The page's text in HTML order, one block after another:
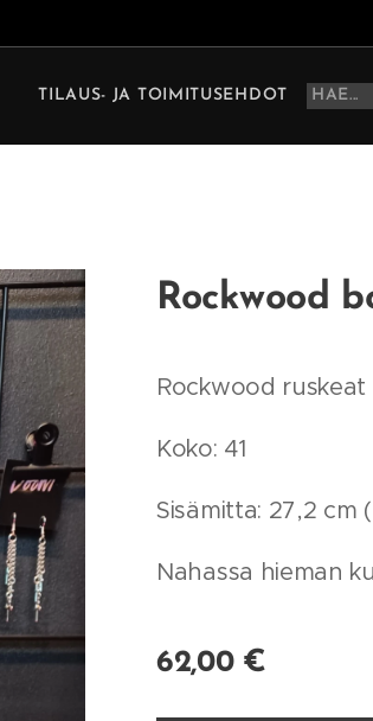
TILAUS- JA TOIMITUSEHDOT
Rockwood
Rockwood
Koko: 41
Sisämitta: 27,2 cm
Nahassa hieman
62,00€